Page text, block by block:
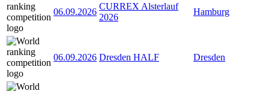
06.09.2026
CURREX Alsterlauf
2026
Hamburg
06.09.2026 Dresden HALF Dresden